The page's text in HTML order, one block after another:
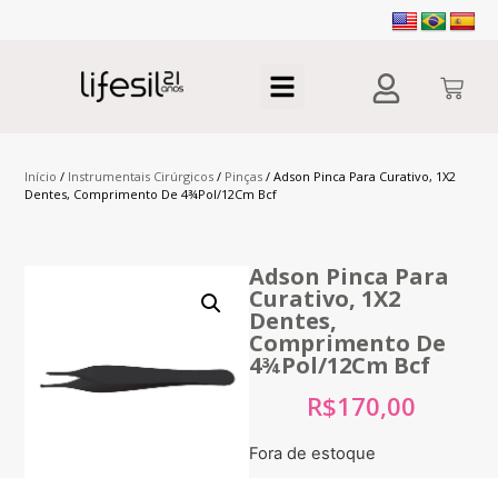
Início / Instrumentais Cirúrgicos / Pinças / Adson Pinca Para Curativo, 1X2
Dentes, Comprimento De 4¾Pol/12Cm Bcf
Adson Pinca Para
Curativo, 1X2
Dentes,
Comprimento De
4¾Pol/12Cm Bcf
R$170,00
Fora de estoque